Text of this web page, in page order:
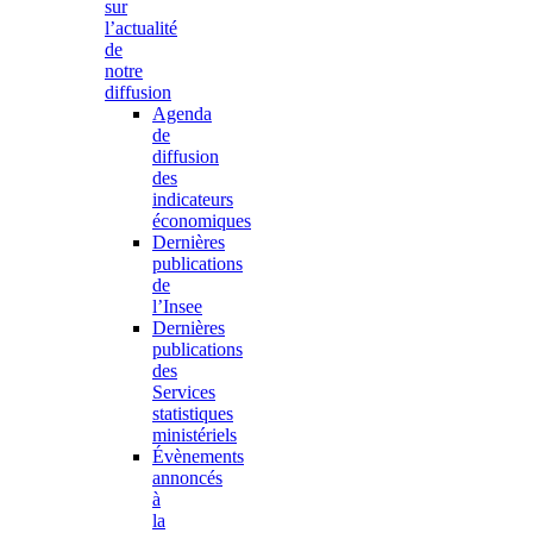
sur
l’actualité
de
notre
diffusion
Agenda
de
diffusion
des
indicateurs
économiques
Dernières
publications
de
l’Insee
Dernières
publications
des
Services
statistiques
ministériels
Évènements
annoncés
à
la